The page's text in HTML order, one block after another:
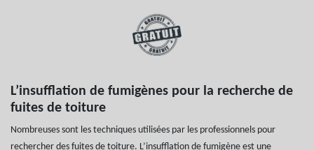
L’insufflation de fumigènes pour la recherche de
fuites de toiture
Nombreuses sont les techniques utilisées par les professionnels pour
rechercher des fuites de toiture. L’insufflation de fumigène est une